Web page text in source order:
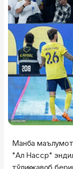
Манба
"Ал Насср"